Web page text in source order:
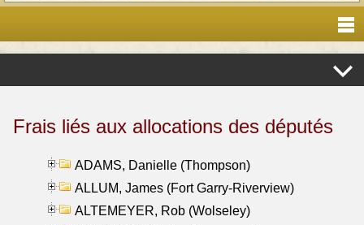
Frais liés aux allocations des députés
ADAMS, Danielle (Thompson)
ALLUM, James (Fort Garry-Riverview)
ALTEMEYER, Rob (Wolseley)